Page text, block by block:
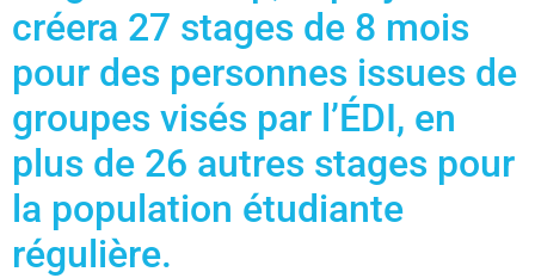
créera 27 stages de 8 mois
pour des personnes issues de
groupes visés par l’ÉDI, en
plus de 26 autres stages pour
la population étudiante
régulière.